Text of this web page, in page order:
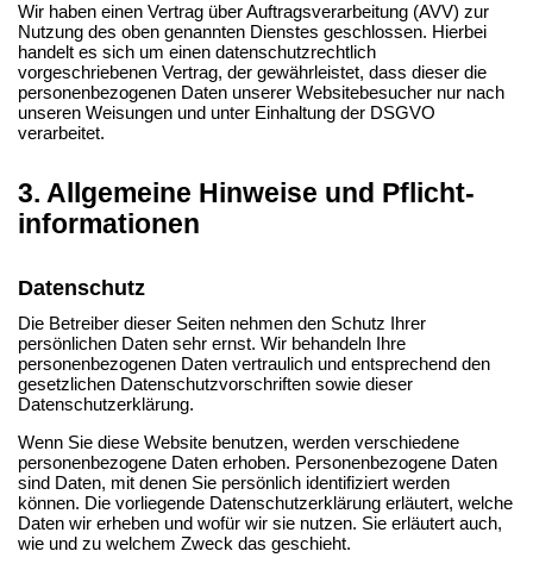
Wir haben einen Vertrag über Auftragsverarbeitung (AVV) zur
Nutzung des oben genannten Dienstes geschlossen. Hierbei
handelt es sich um einen datenschutzrechtlich
vorgeschriebenen Vertrag, der gewährleistet, dass dieser die
personenbezogenen Daten unserer Websitebesucher nur nach
unseren Weisungen und unter Einhaltung der DSGVO
verarbeitet.
3. Allgemeine Hinweise und Pflicht­
informationen
Datenschutz
Die Betreiber dieser Seiten nehmen den Schutz Ihrer
persönlichen Daten sehr ernst. Wir behandeln Ihre
personenbezogenen Daten vertraulich und entsprechend den
gesetzlichen Datenschutzvorschriften sowie dieser
Datenschutzerklärung.
Wenn Sie diese Website benutzen, werden verschiedene
personenbezogene Daten erhoben. Personenbezogene Daten
sind Daten, mit denen Sie persönlich identifiziert werden
können. Die vorliegende Datenschutzerklärung erläutert, welche
Daten wir erheben und wofür wir sie nutzen. Sie erläutert auch,
wie und zu welchem Zweck das geschieht.